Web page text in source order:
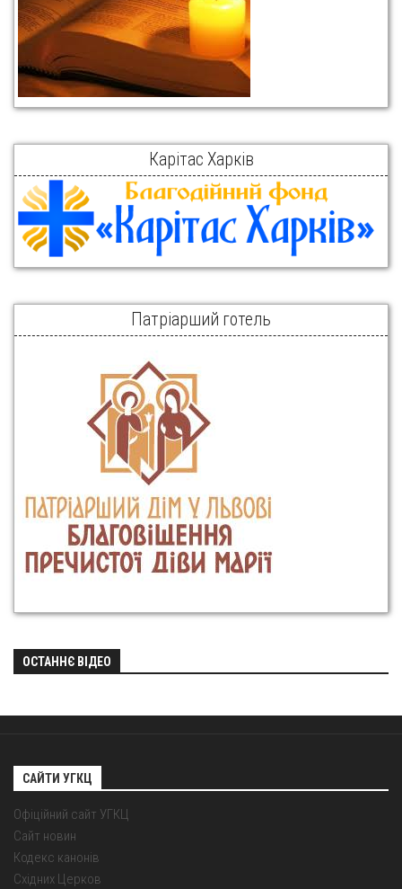
Карітас Харків
Патріарший готель
ОСТАННЄ ВІДЕО
САЙТИ УГКЦ
Офіційний сайт УГКЦ
Сайт новин
Кодекс канонів
Східних Церков